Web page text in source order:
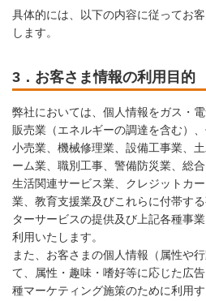
具体的には、以下の内容に従ってお
します。
3．お客さま情報の利用目的
弊社においては、個人情報をガス・
販売業（エネルギーの調達を含む）
小売業、機械修理業、設備工事業、
ーム業、職別工事、警備防災業、総
生活関連サービス業、クレジットカ
業、教育支援業及びこれらに付帯す
ターサービスの提供及び上記各種事
利用いたします。
また、お客さまの個人情報（属性や
て、属性・趣味・嗜好等に応じた広
種マーケティング施策のために利用す